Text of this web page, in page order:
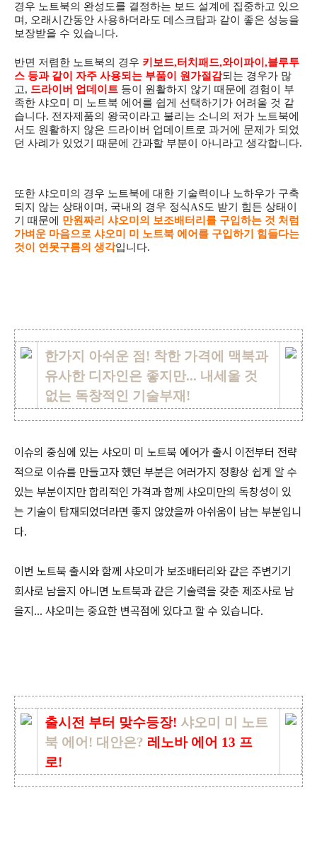
경우 노트북의 완성도를 결정하는 보드 설계에 집중하고 있으
며, 오래시간동안 사용하더라도 데스크탑과 같이 좋은 성능을
보장받을 수 있습니다.
반면 저렴한 노트북의 경우 키보드,터치패드,와이파이,블루투
스 등과 같이 자주 사용되는 부품이 원가절감되는 경우가 많
고, 드라이버 업데이트 등이 원활하지 않기 때문에 경험이 부
족한 샤오미 미 노트북 에어를 쉽게 선택하기가 어려울 것 같
습니다. 전자제품의 왕국이라고 불리는 소니의 저가 노트북에
서도 원활하지 않은 드라이버 업데이트로 과거에 문제가 되었
던 사례가 있었기 때문에 간과할 부분이 아니라고 생각합니다.
또한 샤오미의 경우 노트북에 대한 기술력이나 노하우가 구축
되지 않는 상태이며, 국내의 경우 정식AS도 받기 힘든 상태이
기 때문에 만원짜리 샤오미의 보조배터리를 구입하는 것 처럼
가벼운 마음으로 샤오미 미 노트북 에어를 구입하기 힘들다는
것이 연못구름의 생각입니다.
한가지 아쉬운 점! 착한 가격에 맥북과
유사한 디자인은 좋지만... 내세울 것
없는 독창적인 기술부재!
이슈의 중심에 있는 샤오미 미 노트북 에어가 출시 이전부터 전략
적으로 이슈를 만들고자 했던 부분은 여러가지 정황상 쉽게 알 수
있는 부분이지만 합리적인 가격과 함께 샤오미만의 독창성이 있
는 기술이 탑재되었더라면 좋지 않았을까 아쉬움이 남는 부분입니
다.
이번 노트북 출시와 함께 샤오미가 보조배터리와 같은 주변기기
회사로 남을지 아니면 노트북과 같은 기술력을 갖춘 제조사로 남
을지... 샤오미는 중요한 변곡점에 있다고 할 수 있습니다.
출시전 부터 맞수등장! 샤오미 미 노트
북 에어! 대안은? 레노바 에어 13 프
로!